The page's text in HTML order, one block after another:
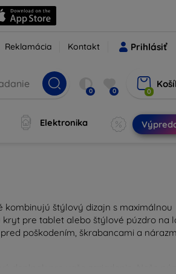
Reklamácia Kontakt Prihlásiť
0 0 0
Elektronika
štýlový dizajn s maximálnou
pre tablet alebo štýlové púzdro na
poškodením, škrabancami a